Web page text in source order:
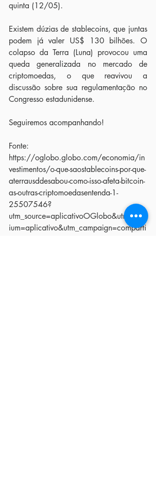
quinta (12/05).
Existem dúzias de stablecoins, que juntas
podem já valer US$ 130 bilhões. O
colapso da Terra (Luna) provocou uma
queda generalizada no mercado de
criptomoedas, o que reavivou a
discussão sobre sua regulamentação no
Congresso estadunidense.
Seguiremos acompanhando!
Fonte:
https://oglobo.globo.com/economia/in
vestimentos/o-que-saostablecoins-por-que-
aterrausddesabou-como-isso-afeta-bitcoin-
as-outras-criptomoedasentenda-1-
25507546?
utm_source=aplicativoOGlobo&utm_med
ium=aplicativo&utm_campaign=comparti